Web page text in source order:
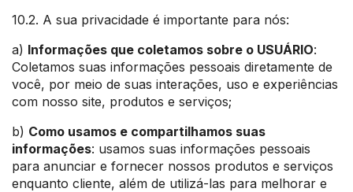
10.2. A sua privacidade é importante para nós:
a) Informações que coletamos sobre o USUÁRIO:
Coletamos suas informações pessoais diretamente de
você, por meio de suas interações, uso e experiências
com nosso site, produtos e serviços;
b) Como usamos e compartilhamos suas
informações: usamos suas informações pessoais
para anunciar e fornecer nossos produtos e serviços
enquanto cliente, além de utilizá-las para melhorar e